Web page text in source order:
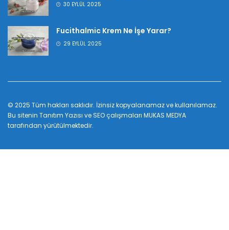
30 EYLÜL 2025
Fucithalmic Krem Ne İşe Yarar?
29 EYLÜL 2025
© 2025 Tüm hakları saklıdır. İzinsiz kopyalanamaz ve kullanılamaz.
Bu sitenin Tanıtım Yazısı ve SEO çalışmaları MUKAS MEDYA
tarafından yürütülmektedir.